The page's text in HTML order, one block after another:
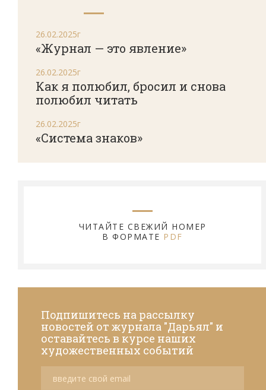
26.02.2025г
«Журнал — это явление»
26.02.2025г
Как я полюбил, бросил и снова
полюбил читать
26.02.2025г
«Система знаков»
ЧИТАЙТЕ СВЕЖИЙ НОМЕР
В ФОРМАТЕ PDF
Подпишитесь на рассылку
новостей от журнала "Дарьял" и
оставайтесь в курсе наших
художественных событий